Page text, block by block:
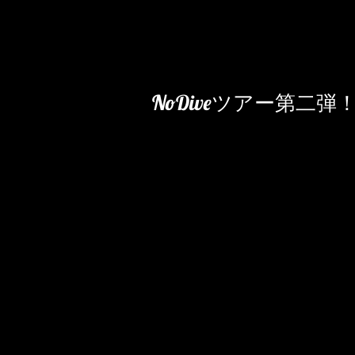
NoDiveツアー第二弾